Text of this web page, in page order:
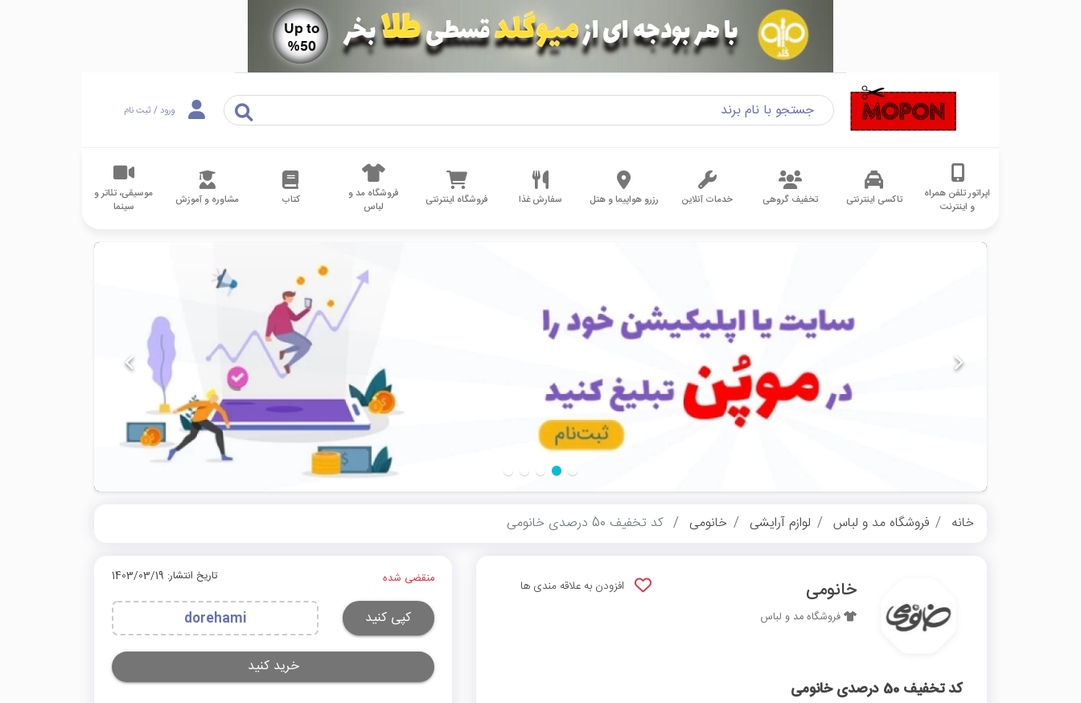
ورود / ثبت نام
اپراتور تلفن همراه
و اینترنت
تاکسی اینترنتی تخفیف گروهی خدمات آنلاین رزرو هواپیما و هتل سفارش غذا فروشگاه اینترنتی
فروشگاه مد و
لباس
کتاب مشاوره و آموزش
موسیقی، تئاتر و
سینما
خانه فروشگاه مد و لباس لوازم آرایشی خانومی کد تخفیف 50 درصدی خانومی
خانومی
فروشگاه مد و لباس
افزودن به علاقه مندی ها
کد تخفیف 50 درصدی خانومی
منقضی شده تاریخ انتشار: 1403/03/19
کپی کنید dorehami
خرید کنید